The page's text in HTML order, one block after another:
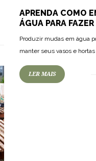
APRENDA COMO
ÁGUA PARA
Produzir mudas em água
manter seus vasos e
LER MAIS